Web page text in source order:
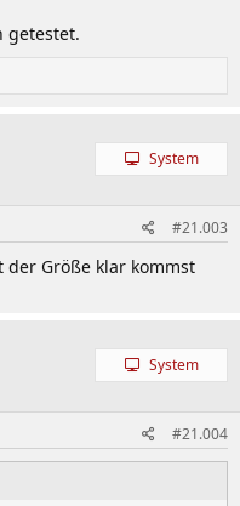
getestet.
System
#21.003
der Größe klar kommst
System
#21.004